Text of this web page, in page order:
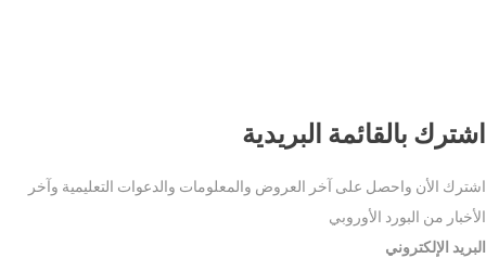
اشترك بالقائمة البريدية
اشترك الأن واحصل على آخر العروض والمعلومات والدعوات التعليمية وآخر
الأخبار من البورد الأوروبي
البريد الإلكتروني